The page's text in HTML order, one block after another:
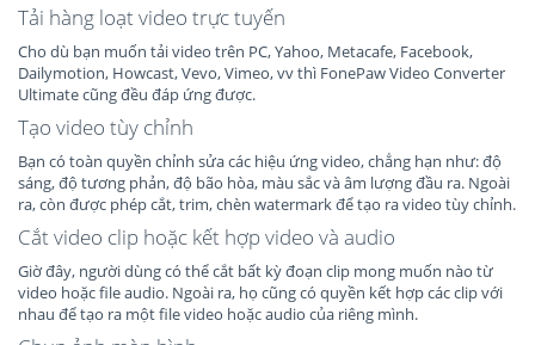
Tải hàng loạt video trực tuyến
Cho dù bạn muốn tải video trên PC, Yahoo, Metacafe, Facebook,
Dailymotion, Howcast, Vevo, Vimeo, vv thì FonePaw Video Converter
Ultimate cũng đều đáp ứng được.
Tạo video tùy chỉnh
Bạn có toàn quyền chỉnh sửa các hiệu ứng video, chẳng hạn như: độ
sáng, độ tương phản, độ bão hòa, màu sắc và âm lượng đầu ra. Ngoài
ra, còn được phép cắt, trim, chèn watermark để tạo ra video tùy chỉnh.
Cắt video clip hoặc kết hợp video và audio
Giờ đây, người dùng có thể cắt bất kỳ đoạn clip mong muốn nào từ
video hoặc file audio. Ngoài ra, họ cũng có quyền kết hợp các clip với
nhau để tạo ra một file video hoặc audio của riêng mình.